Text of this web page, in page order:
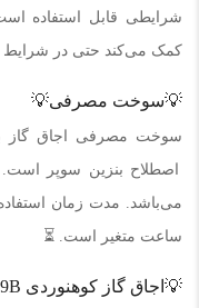
شرایطی قابل استفاده
کمک می‌کند حتی در شرایط
💡سوخت مصرفی💡
ساعت متغیر است. ⏳
💡اجاق گاز کوهنوردی BRS-29B همه جا با شما💡